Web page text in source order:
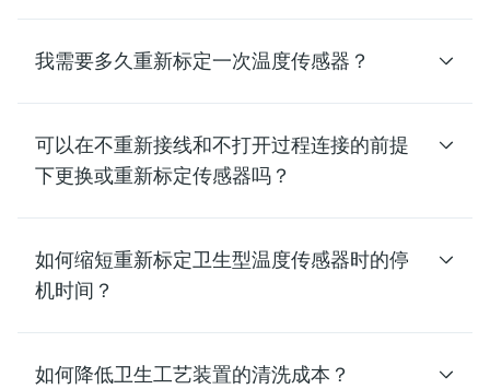
我需要多久重新标定一次温度传感器？
可以在不重新接线和不打开过程连接的前提
下更换或重新标定传感器吗？
如何缩短重新标定卫生型温度传感器时的停
机时间？
如何降低卫生工艺装置的清洗成本？